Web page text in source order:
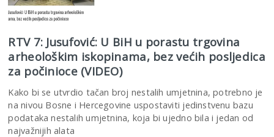
RTV 7: Jusufović: U BiH u porastu trgovina
arheološkim iskopinama, bez većih posljedica
za počinioce (VIDEO)
Kako bi se utvrdio tačan broj nestalih umjetnina, potrebno je
na nivou Bosne i Hercegovine uspostaviti jedinstvenu bazu
podataka nestalih umjetnina, koja bi ujedno bila i jedan od
najvažnijih alata